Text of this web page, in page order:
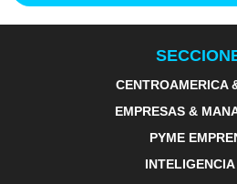
CENTROAMERICA
EMPRESAS &
PYME
INTELIGENCIA